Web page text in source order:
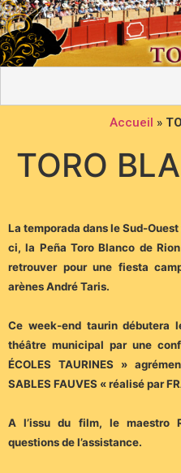
Accueil »
TORO
La temporada dans le Sud-
ci, la Peña Toro Blanco de
retrouver pour une fiesta
arènes André Taris.
Ce week-end taurin débutera
théâtre municipal par une
ÉCOLES TAURINES »
SABLES FAUVES « réalisé par
A l’issu du film, le maestro
questions de l’assistance.